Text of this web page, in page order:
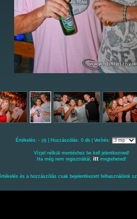
Értékelés: - (0) | Hozzászólás: 0 db | Vetítés:
Vízjel nélküli mentéshez be kell jelentkezned!
Ha még nem regisztráltál, ittmegteheted!
és a hozzászólás csak bejelentkezett felhasználóink